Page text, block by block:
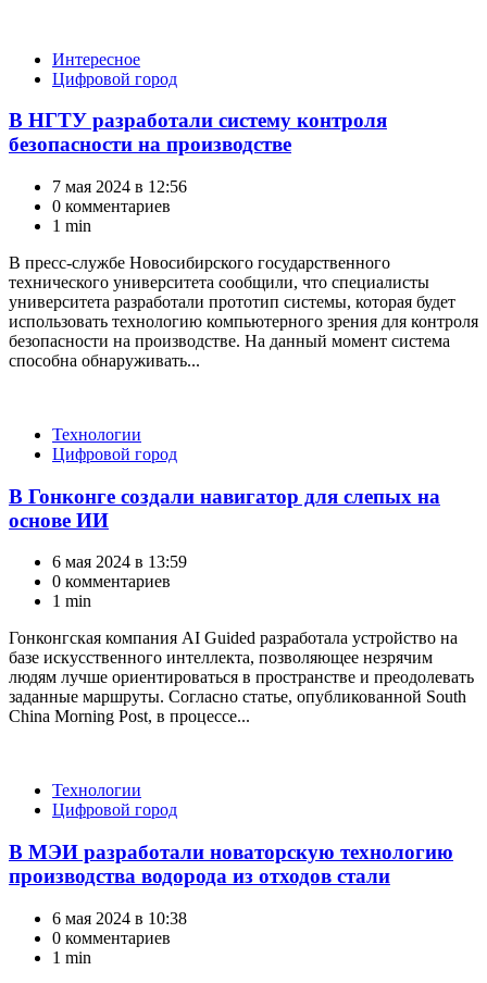
КатегорииИнтересное
Цифровой город
В НГТУ разработали систему контроля
безопасности на производстве
7 мая 2024 в 12:56
0 комментариев
1 min
В пресс-службе Новосибирского государственного
технического университета сообщили, что специалисты
университета разработали прототип системы, которая будет
использовать технологию компьютерного зрения для контроля
безопасности на производстве. На данный момент система
способна обнаруживать...
КатегорииТехнологии
Цифровой город
В Гонконге создали навигатор для слепых на
основе ИИ
6 мая 2024 в 13:59
0 комментариев
1 min
Гонконгская компания AI Guided разработала устройство на
базе искусственного интеллекта, позволяющее незрячим
людям лучше ориентироваться в пространстве и преодолевать
заданные маршруты. Согласно статье, опубликованной South
China Morning Post, в процессе...
КатегорииТехнологии
Цифровой город
В МЭИ разработали новаторскую технологию
производства водорода из отходов стали
6 мая 2024 в 10:38
0 комментариев
1 min